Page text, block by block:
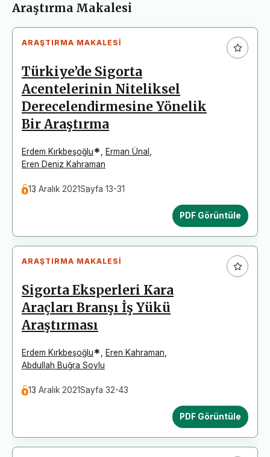
Makaleler
Araştırma Makalesi
ARAŞTIRMA MAKALESI
Türkiye’de Sigorta
Acentelerinin Niteliksel
Derecelendirmesine Yönelik
Bir Araştırma
Erdem Kırkbeşoğlu* Erman Ünal
Eren Deniz Kahraman
13 Aralık 2021Sayfa 13-31
PDF Görüntüle
ARAŞTIRMA MAKALESI
Sigorta Eksperleri Kara
Araçları Branşı İş Yükü
Araştırması
Erdem Kırkbeşoğlu* Eren Kahraman
Abdullah Buğra Soylu
13 Aralık 2021Sayfa 32-43
PDF Görüntüle